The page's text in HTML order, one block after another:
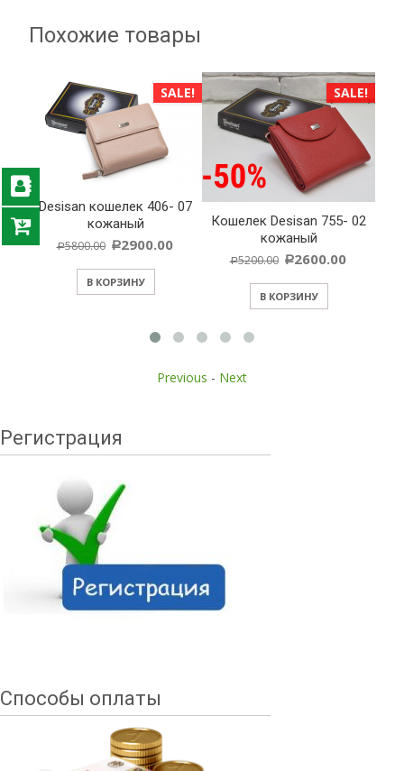
Похожие товары
SALE!
Desisan кошелек 406- 07
кожаный
Р5800.00 Р2900.00
В КОРЗИНУ
SALE!
Кошелек Desisan 755- 02
кожаный
Р5200.00 Р2600.00
В КОРЗИНУ
Previous - Next
Регистрация
Способы оплаты